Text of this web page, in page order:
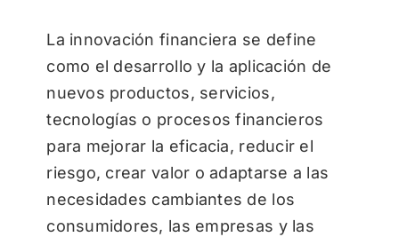
La innovación financiera se define
como el desarrollo y la aplicación de
nuevos productos, servicios,
tecnologías o procesos financieros
para mejorar la eficacia, reducir el
riesgo, crear valor o adaptarse a las
necesidades cambiantes de los
consumidores, las empresas y las